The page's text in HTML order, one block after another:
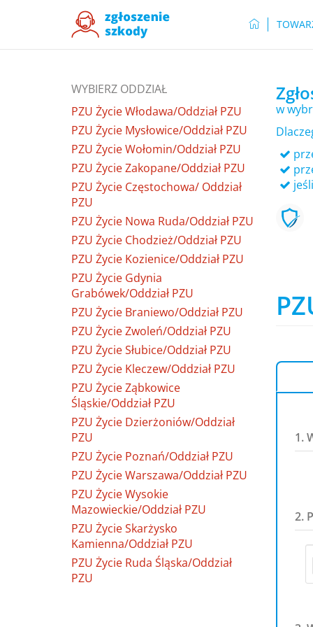
WYBIERZ ODDZIAŁ
PZU Życie Włodawa/Oddział PZU
PZU Życie Mysłowice/Oddział PZU
PZU Życie Wołomin/Oddział PZU
PZU Życie Zakopane/Oddział PZU
PZU Życie Częstochowa/ Oddział
PZU
PZU Życie Nowa Ruda/Oddział PZU
PZU Życie Chodzież/Oddział PZU
PZU Życie Kozienice/Oddział PZU
PZU Życie Gdynia
Grabówek/Oddział PZU
PZU Życie Braniewo/Oddział PZU
PZU Życie Zwoleń/Oddział PZU
PZU Życie Słubice/Oddział PZU
PZU Życie Kleczew/Oddział PZU
PZU Życie Ząbkowice
Śląskie/Oddział PZU
PZU Życie Dzierżoniów/Oddział
PZU
PZU Życie Poznań/Oddział PZU
PZU Życie Warszawa/Oddział PZU
PZU Życie Wysokie
Mazowieckie/Oddział PZU
PZU Życie Skarżysko
Kamienna/Oddział PZU
PZU Życie Ruda Śląska/Oddział
PZU
w
1.
2.